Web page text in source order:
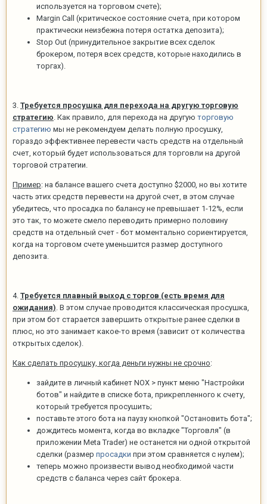
используется на торговом счете);
Margin Call (критическое состояние счета, при котором
практически неизбежна потеря остатка депозита);
Stop Out (принудительное закрытие всех сделок
брокером, потеря всех средств, которые находились в
торгах).
3. Требуется просушка для перехода на другую торговую
стратегию. Как правило, для перехода на другую торговую
стратегию мы не рекомендуем делать полную просушку,
гораздо эффективнее перевести часть средств на отдельный
счет, который будет использоваться для торговли на другой
торговой стратегии.
Пример: на балансе вашего счета доступно $2000, но вы хотите
часть этих средств перевести на другой счет, в этом случае
убедитесь, что просадка по балансу не превышает 1-12%, если
это так, то можете смело переводить примерно половину
средств на отдельный счет - бот моментально сориентируется,
когда на торговом счете уменьшится размер доступного
депозита.
4. Требуется плавный выход с торгов (есть время для
ожидания). В этом случае проводится классическая просушка,
при этом бот старается завершить открытые ранее сделки в
плюс, но это занимает какое-то время (зависит от количества
открытых сделок).
Как сделать просушку, когда деньги нужны не срочно:
зайдите в личный кабинет NOX > пункт меню "Настройки
ботов" и найдите в списке бота, прикрепленного к счету,
который требуется просушить;
поставьте этого бота на паузу кнопкой "Остановить бота";
дождитесь момента, когда во вкладке "Торговля" (в
приложении Meta Trader) не останется ни одной открытой
сделки (размер просадки при этом сравняется с нулем);
теперь можно произвести вывод необходимой части
средств с баланса через сайт брокера.